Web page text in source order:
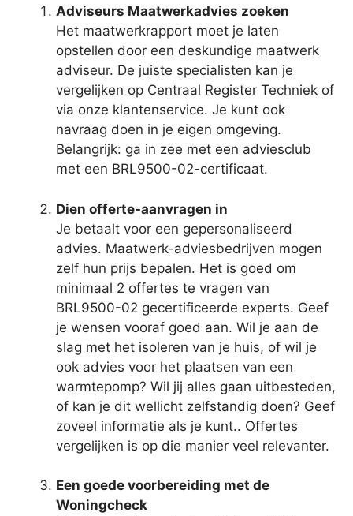
Adviseurs Maatwerkadvies zoeken
Het maatwerkrapport moet je laten
opstellen door een deskundige maatwerk
adviseur. De juiste specialisten kan je
vergelijken op Centraal Register Techniek of
via onze klantenservice. Je kunt ook
navraag doen in je eigen omgeving.
Belangrijk: ga in zee met een adviesclub
met een BRL9500-02-certificaat.
Dien offerte-aanvragen in
Je betaalt voor een gepersonaliseerd
advies. Maatwerk-adviesbedrijven mogen
zelf hun prijs bepalen. Het is goed om
minimaal 2 offertes te vragen van
BRL9500-02 gecertificeerde experts. Geef
je wensen vooraf goed aan. Wil je aan de
slag met het isoleren van je huis, of wil je
ook advies voor het plaatsen van een
warmtepomp? Wil jij alles gaan uitbesteden,
of kan je dit wellicht zelfstandig doen? Geef
zoveel informatie als je kunt.. Offertes
vergelijken is op die manier veel relevanter.
Een goede voorbereiding met de
Woningcheck